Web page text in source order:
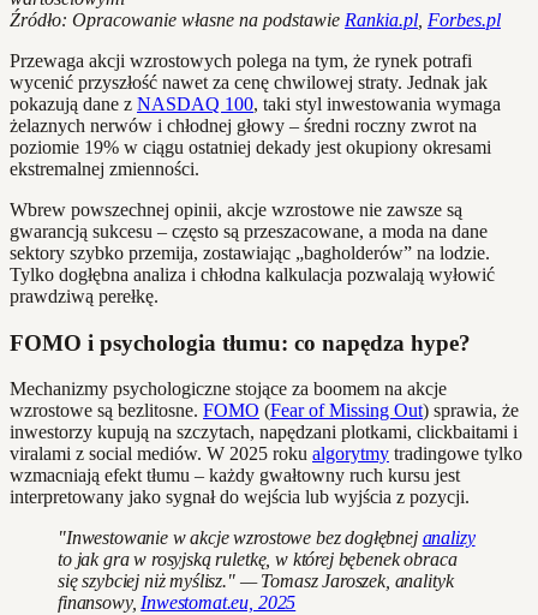
Źródło: Opracowanie własne na podstawie Rankia.pl Forbes.pl
Przewaga akcji wzrostowych polega na tym, że rynek potrafi
wycenić przyszłość nawet za cenę chwilowej straty. Jednak jak
pokazują dane z NASDAQ 100, taki styl inwestowania wymaga
żelaznych nerwów i chłodnej głowy – średni roczny zwrot na
poziomie 19% w ciągu ostatniej dekady jest okupiony okresami
ekstremalnej zmienności.
Wbrew powszechnej opinii, akcje wzrostowe nie zawsze są
gwarancją sukcesu – często są przeszacowane, a moda na dane
sektory szybko przemija, zostawiając „bagholderów” na lodzie.
Tylko dogłębna analiza i chłodna kalkulacja pozwalają wyłowić
prawdziwą perełkę.
FOMO i psychologia tłumu: co napędza hype?
Mechanizmy psychologiczne stojące za boomem na akcje
wzrostowe są bezlitosne. FOMO (Fear of Missing Out) sprawia, że
inwestorzy kupują na szczytach, napędzani plotkami, clickbaitami i
viralami z social mediów. W 2025 roku algorytmy tradingowe tylko
wzmacniają efekt tłumu – każdy gwałtowny ruch kursu jest
interpretowany jako sygnał do wejścia lub wyjścia z pozycji.
"Inwestowanie w akcje wzrostowe bez dogłębnej analizy
to jak gra w rosyjską ruletkę, w której bębenek obraca
się szybciej niż myślisz." — Tomasz Jaroszek, analityk
finansowy, Inwestomat.eu, 2025